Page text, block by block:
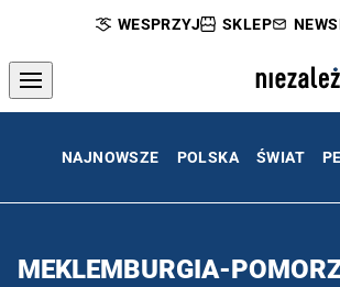
WESPRZYJ SKLEP
NAJNOWSZE POLSKA ŚWIAT
MEKLEMBURGIA-